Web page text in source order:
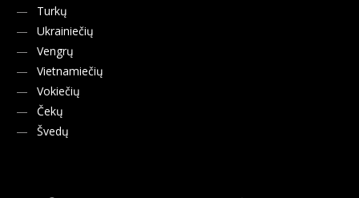
Turkų
Ukrainiečių
Vengrų
Vietnamiečių
Vokiečių
Čekų
Švedų